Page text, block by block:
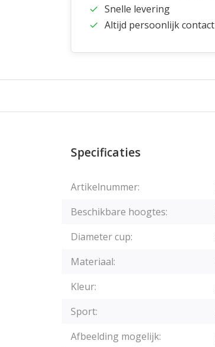
Snelle levering
Altijd persoonlijk contact
Specificaties
Artikelnummer:
Beschikbare hoogtes:
Diameter cup:
Materiaal:
Kleur:
Sport:
Afbeelding mogelijk: